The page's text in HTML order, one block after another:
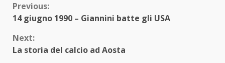
Continue
Reading
Previous:
14 giugno 1990 – Giannini batte gli USA
Next:
La storia del calcio ad Aosta